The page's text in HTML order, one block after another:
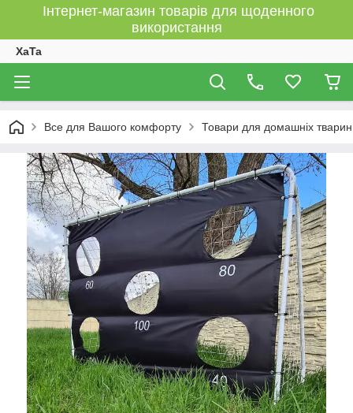
Інтернет-магазин товарів для щоденного
використання
XaTa
Все для Вашого комфорту Товари для домашніх тварин